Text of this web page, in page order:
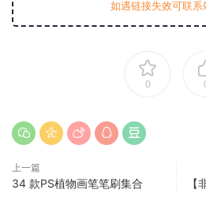
如遇链接失效可联系
0
上一篇
34 款PS植物画笔笔刷集合